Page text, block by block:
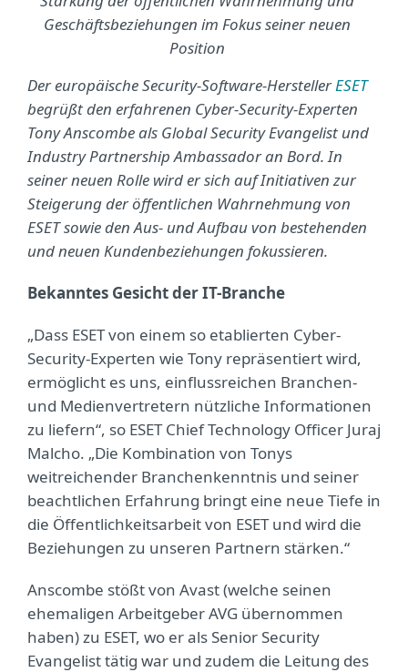
Geschäftsbeziehungen im Fokus seiner neuen
Position
Der europäische Security-Software-HerstellerESET
begrüßt den erfahrenen Cyber-Security-Experten
Tony Anscombe als Global Security Evangelist und
Industry Partnership Ambassador an Bord. In
seiner neuen Rolle wird er sich auf Initiativen zur
Steigerung der öffentlichen Wahrnehmung von
ESET sowie den Aus- und Aufbau von bestehenden
und neuen Kundenbeziehungen fokussieren.
Bekanntes Gesicht der IT-Branche
„Dass ESET von einem so etablierten Cyber-
Security-Experten wie Tony repräsentiert wird,
ermöglicht es uns, einflussreichen Branchen-
und Medienvertretern nützliche Informationen
zu liefern“, so ESET Chief Technology Officer Juraj
Malcho. „Die Kombination von Tonys
weitreichender Branchenkenntnis und seiner
beachtlichen Erfahrung bringt eine neue Tiefe in
die Öffentlichkeitsarbeit von ESET und wird die
Beziehungen zu unseren Partnern stärken.“
Anscombe stößt von Avast (welche seinen
ehemaligen Arbeitgeber AVG übernommen
haben) zu ESET, wo er als Senior Security
Evangelist tätig war und zudem die Leitung des